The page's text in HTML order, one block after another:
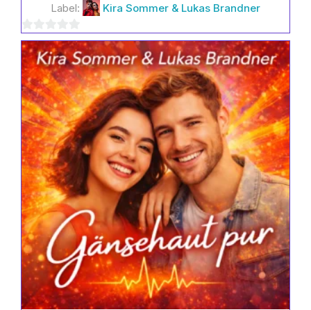
mehrere
auf.
Die
Optionen
können
auf
der
Produktseite
gewählt
werden
Label: Kira Sommer & Lukas Brandner
0
von
5